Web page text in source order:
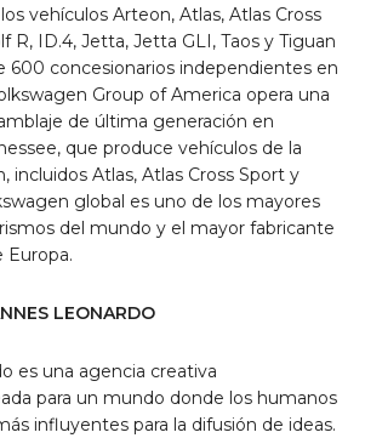
vehículos Arteon, Atlas, Atlas Cross
R, ID.4, Jetta, Jetta GLI, Taos y Tiguan
600 concesionarios independientes en
Group of America opera una
de última generación en
que produce vehículos de la
incluidos Atlas, Atlas Cross Sport y
global es uno de los mayores
del mundo y el mayor fabricante
Europa.
LEONARDO
es una agencia creativa
para un mundo donde los humanos
influyentes para la difusión de ideas.